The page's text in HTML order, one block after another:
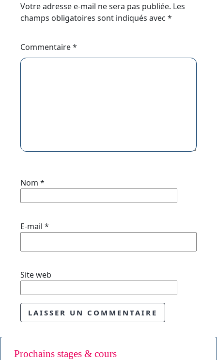
Votre adresse e-mail ne sera pas publiée. Les
champs obligatoires sont indiqués avec *
Commentaire*
Nom *
E-mail *
Site web
Prochains stages & cours